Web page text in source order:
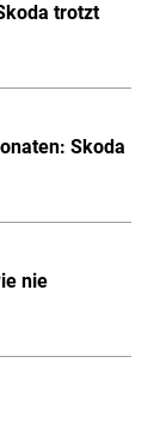
trotzt
Skoda
nie